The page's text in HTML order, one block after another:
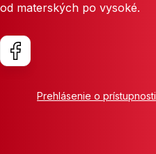
od materských po vysoké.
Prehlásenie o prístupnosti